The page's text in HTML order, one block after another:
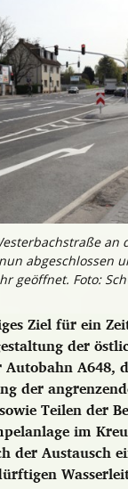
an
abgeschlossen
geöffnet. Foto:
Ziel für ein
der
A648,
der
Teilen der
im
der Austausch